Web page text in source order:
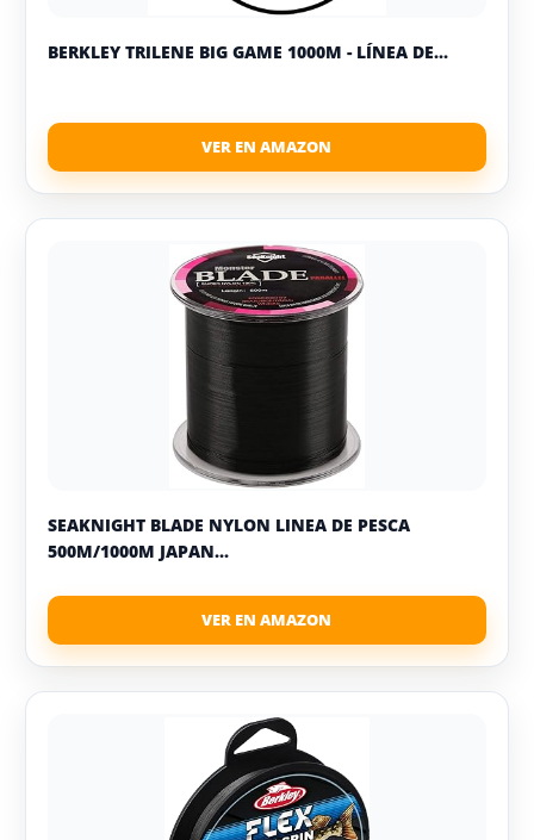
BERKLEY TRILENE BIG GAME 1000M - LÍNEA DE...
SEAKNIGHT BLADE NYLON LINEA DE PESCA
500M/1000M JAPAN...